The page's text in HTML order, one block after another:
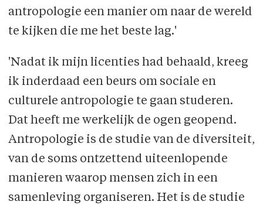
antropologie een manier om naar de wereld
te kijken die me het beste lag.'
'Nadat ik mijn licenties had behaald, kreeg
ik inderdaad een beurs om sociale en
culturele antropologie te gaan studeren.
Dat heeft me werkelijk de ogen geopend.
Antropologie is de studie van de diversiteit,
van de soms ontzettend uiteenlopende
manieren waarop mensen zich in een
samenleving organiseren. Het is de studie